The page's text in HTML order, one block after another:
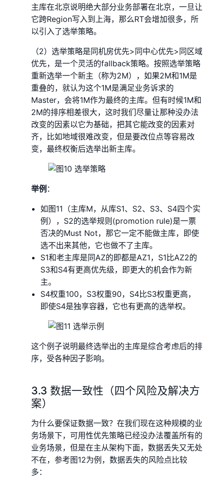
主库在北京说明绝大部分业务部署在北京，一旦让
它跨Region写入到上海，那么RT会增加很多，所
以引入了选举策略。
（2）选举策略是同机房优先>同中心优先>同区域
优先，是一个灵活的fallback策略。按照选举策略
重新选举一个新主（称为2M），如果2M和1M是
重叠的，就认为这个1M是满足业务诉求的
Master，会将1M作为最终的主库。但有时候1M和
2M的排序相差很大，这时我们尽量让那种没办法
改变的因素以它为基础，把其它能改变的因素对
齐，比如地域很难改变，但是要改位点等容易改
变，最终权衡后选举出新主库。
举例 ：
如图11（主库M，从库S1、S2、S3、S4四个实
例），S2的选举规则(promotion rule)是一票
否决的Must Not，那它一定不能做主库，即使
选不出来其他，它也做不了主库。
S1和老主库是同AZ的即都是AZ1，S1比AZ2的
S3和S4有更高优先级，即更大的机会作为新
主。
S4权重100，S3权重90，S4比S3权重更高，
即使S4是独享容器，它也有更高的选举权。
这个例子说明最终选举出的主库是综合考虑后的排
序，受各种因子影响。
3.3 数据一致性（四个风险及解决方
案）
为什么要保证数据一致？在我们现在这种规模的业
务场景下，可用性优先策略已经没办法覆盖所有的
业务场景，但是在主从架构下面，数据丢失又无处
不在，参考图12为例，数据丢失的风险点比较
多：